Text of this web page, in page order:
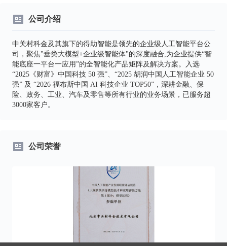
公司介绍
中关村科金及其旗下的得助智能是领先的企业级人工智能平台公
司，聚焦"垂类大模型+企业级智能体"的深度融合,为企业提供“智
能底座一平台一应用”的全智能化产品矩阵及解决方案。入选
“2025《财富》中国科技 50 强”、“2025 胡润中国人工智能企业 50
强” 及 “2026 福布斯中国 AI 科技企业 TOP50”，深耕金融、保
险、政务、工业、汽车及零售等所有行业的业务场景，已服务超
3000家客户。
公司荣誉